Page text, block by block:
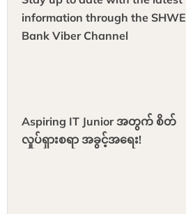
information through the SHWE
Bank Viber Channel
Aspiring IT Junior အတွက် စိတ်
လှုပ်ရှားစရာ အခွင့်အရေး!